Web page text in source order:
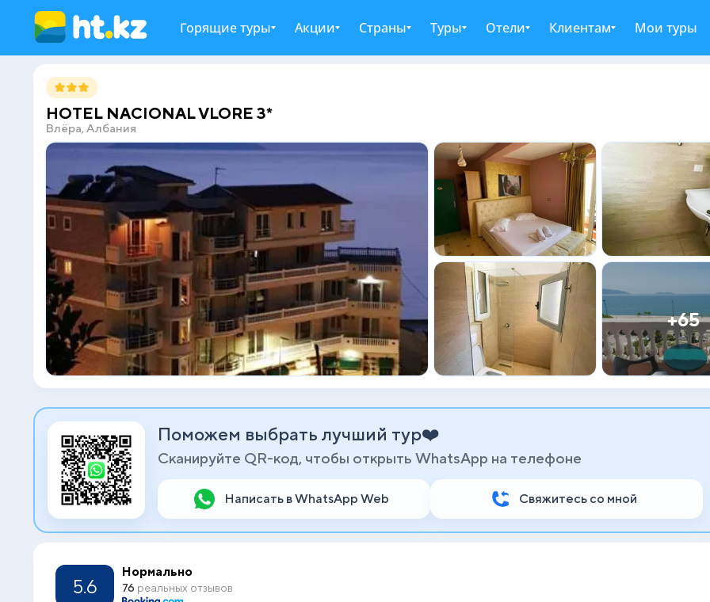
Горящие туры Акции Страны Туры Отели Клиентам Мои туры
HOTEL NACIONAL VLORE 3*
Влёра, Албания
+65
Поможем выбрать лучший тур❤️
Сканируйте QR-код, чтобы открыть WhatsApp на телефоне
Написать в WhatsApp Web Свяжитесь со мной
5.6
Нормально
76 реальных отзывов